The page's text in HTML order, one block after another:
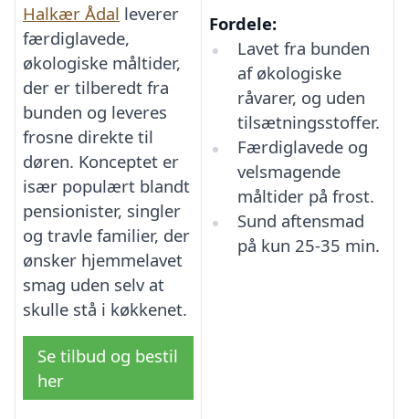
Halkær Ådal leverer
færdiglavede,
økologiske måltider,
der er tilberedt fra
bunden og leveres
frosne direkte til
døren. Konceptet er
især populært blandt
pensionister, singler
og travle familier, der
ønsker hjemmelavet
smag uden selv at
skulle stå i køkkenet.
Se tilbud og bestil
her
Fordele:
Lavet fra bunden
af økologiske
råvarer, og uden
tilsætningsstoffer.
Færdiglavede og
velsmagende
måltider på frost.
Sund aftensmad
på kun 25-35 min.